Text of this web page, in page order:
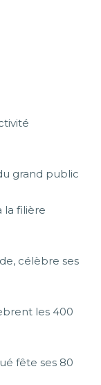
grand public
la filière
célèbre ses
les 400
fête ses 80